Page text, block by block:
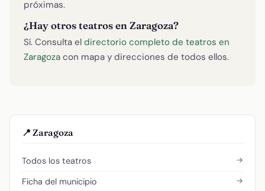
próximas.
¿Hay otros teatros en Zaragoza?
Sí. Consulta el directorio completo de teatros en
Zaragoza con mapa y direcciones de todos ellos.
📍 Zaragoza
Todos los teatros →
Ficha del municipio →